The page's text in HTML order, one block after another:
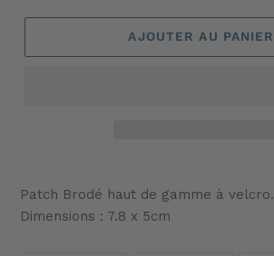
AJOUTER AU PANIER
à
Patch Brodé haut de gamme à velcro.
Dimensions : 7.8 x 5cm